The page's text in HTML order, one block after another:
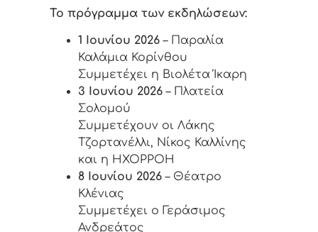
Το πρόγραμμα των εκδηλώσεων:
1 Ιουνίου 2026 – Παραλία
Καλάμια Κορίνθου
Συμμετέχει η Βιολέτα Ίκαρη
3 Ιουνίου 2026 – Πλατεία
Σολομού
Συμμετέχουν οι Λάκης
Τζορτανέλλι, Νίκος Καλλίνης
και η HΧΟΡΡΟΗ
8 Ιουνίου 2026 – Θέατρο
Κλένιας
Συμμετέχει ο Γεράσιμος
Ανδρεάτος